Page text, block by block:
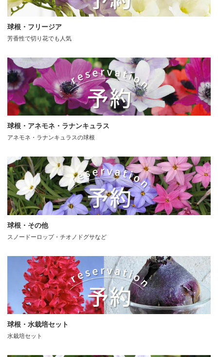
球根・フリージア
芳香性で切り花でも人気
球根・アネモネ・ラナンキュラス
アネモネ・ラナンキュラスの球根
球根・その他
スノードーロップ・チオノドグサなど
球根・水栽培セット
水栽培セット